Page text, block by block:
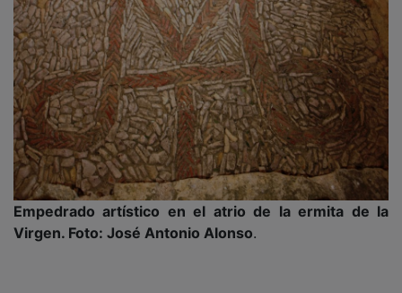
Empedrado artístico en el atrio de la ermita de la
Virgen. Foto: José Antonio Alonso .